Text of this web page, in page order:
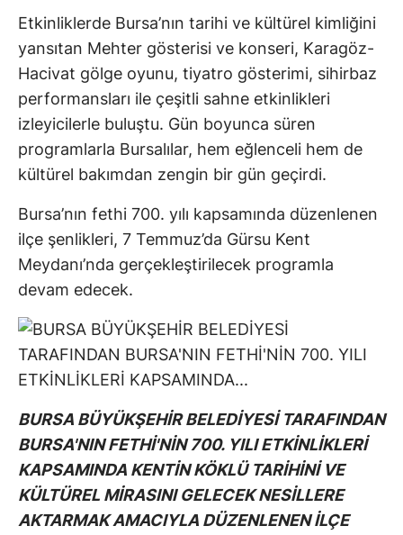
Etkinliklerde Bursa’nın tarihi ve kültürel kimliğini
yansıtan Mehter gösterisi ve konseri, Karagöz-
Hacivat gölge oyunu, tiyatro gösterimi, sihirbaz
performansları ile çeşitli sahne etkinlikleri
izleyicilerle buluştu. Gün boyunca süren
programlarla Bursalılar, hem eğlenceli hem de
kültürel bakımdan zengin bir gün geçirdi.
Bursa’nın fethi 700. yılı kapsamında düzenlenen
ilçe şenlikleri, 7 Temmuz’da Gürsu Kent
Meydanı’nda gerçekleştirilecek programla
devam edecek.
BURSA BÜYÜKŞEHİR BELEDİYESİ TARAFINDAN
BURSA'NIN FETHİ'NİN 700. YILI ETKİNLİKLERİ
KAPSAMINDA KENTİN KÖKLÜ TARİHİNİ VE
KÜLTÜREL MİRASINI GELECEK NESİLLERE
AKTARMAK AMACIYLA DÜZENLENEN İLÇE